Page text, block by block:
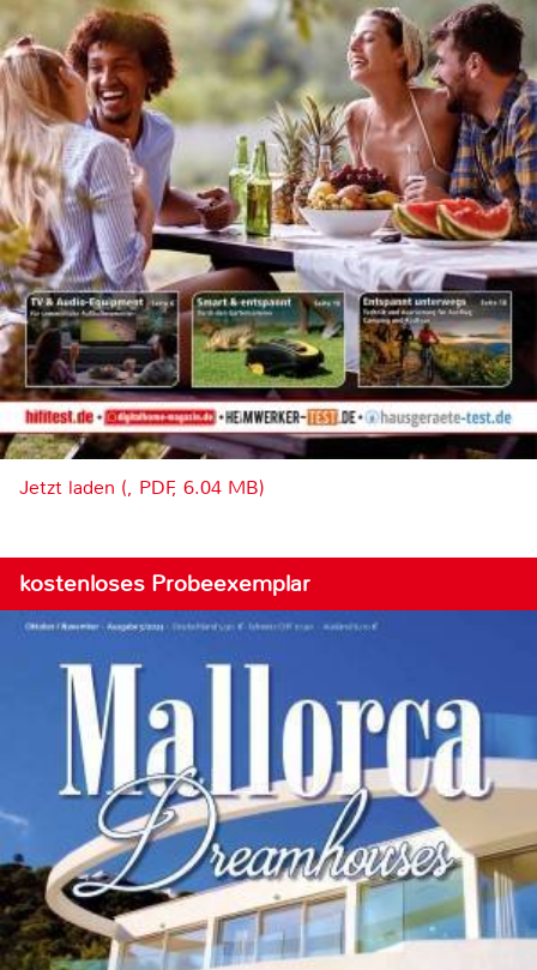
Jetzt laden (, PDF, 6.04 MB)
kostenloses Probeexemplar